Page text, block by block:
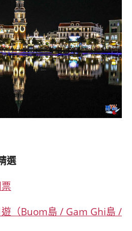
選
（Buom島 / Gam Ghi島 /